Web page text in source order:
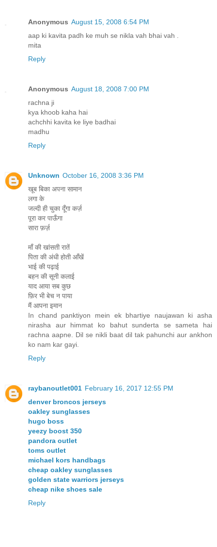
Anonymous August 15, 2008 6:54 PM
aap ki kavita padh ke muh se nikla vah bhai vah .
mita
Reply
Anonymous August 18, 2008 7:00 PM
rachna ji
kya khoob kaha hai
achchhi kavita ke liye badhai
madhu
Reply
Unknown October 16, 2008 3:36 PM
खूब बिका अपना सामान
लगा के
जल्दी ही चुका दूँगा कर्ज़
पूरा कर पाऊँगा
सारा फ़र्ज़
माँ की खांसती रातें
पिता की अंधी होती आँखें
भाई की पढ़ाई
बहन की सूनी कलाई
याद आया सब कुछ
फ़िर भी बेच न पाया
मैं आपना इमान
In chand panktiyon mein ek bhartiye naujawan ki asha
nirasha aur himmat ko bahut sunderta se sameta hai
rachna aapne. Dil se nikli baat dil tak pahunchi aur ankhon
ko nam kar gayi.
Reply
raybanoutlet001 February 16, 2017 12:55 PM
denver broncos jerseys
oakley sunglasses
hugo boss
yeezy boost 350
pandora outlet
toms outlet
michael kors handbags
cheap oakley sunglasses
golden state warriors jerseys
cheap nike shoes sale
Reply